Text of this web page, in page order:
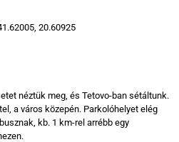
20.60925
néztük meg, és Tetovo-ban sétáltunk.
a város közepén. Parkolóhelyet elég
kb. 1 km-rel arrébb egy